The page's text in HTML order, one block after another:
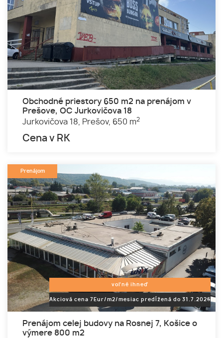
Obchodné priestory 650 m2 na prenájom v
Prešove, OC Jurkovičova 18
Jurkovičova 18,
Prešov, 650 m2
Cena v RK
Prenájom
voľné ihneď
Akciová cena 7Eur/m2/mesiac predĺžená do 31.7.2026
Prenájom celej budovy na Rosnej 7, Košice o
výmere 800 m2